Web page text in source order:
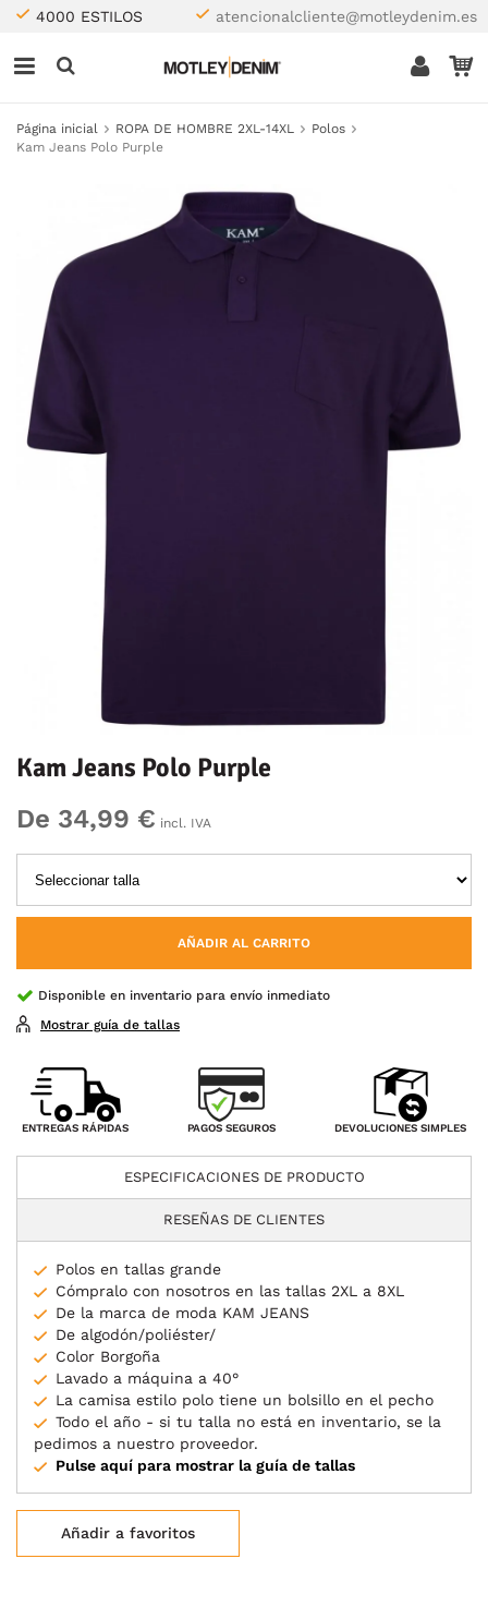
4000 ESTILOS atencionalcliente@motleydenim.es
Página inicial ROPA DE HOMBRE 2XL-14XL
Polos
Kam Jeans Polo Purple
Kam Jeans Polo Purple
De 34,99 € incl. IVA
AÑADIR AL CARRITO
Disponible en inventario para envío inmediato
Mostrar guía de tallas
ENTREGAS RÁPIDAS PAGOS SEGUROS DEVOLUCIONES SIMPLES
ESPECIFICACIONES DE PRODUCTO
RESEÑAS DE CLIENTES
Polos en tallas grande
Cómpralo con nosotros en las tallas 2XL a 8XL
De la marca de moda KAM JEANS
De algodón/poliéster/
Color Borgoña
Lavado a máquina a 40°
La camisa estilo polo tiene un bolsillo en el pecho
Todo el año - si tu talla no está en inventario, se la
pedimos a nuestro proveedor.
Pulse aquí para mostrar la guía de tallas
Añadir a favoritos